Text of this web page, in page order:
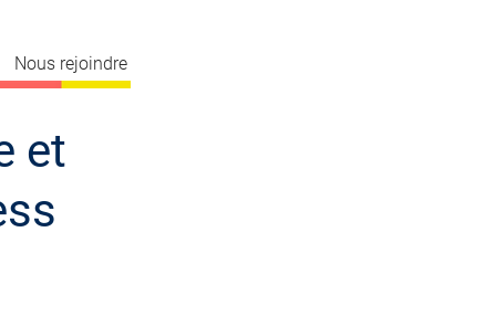
Nous rejoindre
et